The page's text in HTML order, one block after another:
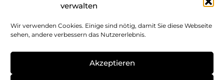
verwalten
Wir verwenden Cookies. Einige sind nötig, damit Sie diese Webseite
sehen, andere verbessern das Nutzererlebnis.
Akzeptieren